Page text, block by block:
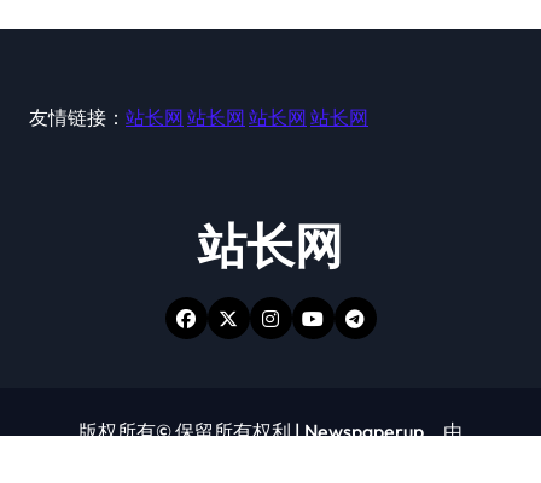
友情链接： 站长网 站长网 站长网 站长网
站长网
版权所有© 保留所有权利|Newspaperup，由